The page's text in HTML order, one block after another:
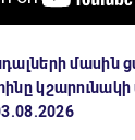
մասին